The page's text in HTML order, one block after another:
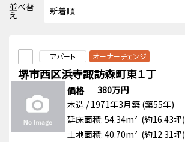
並べ替
え
アパート オーナーチェンジ
堺市西区浜寺諏訪森町東１丁
価格
380万円
木造 / 1971年3月築 (築55年)
延床面積: 54.34m² (約16.43坪)
土地面積: 40.70m² (約12.31坪)